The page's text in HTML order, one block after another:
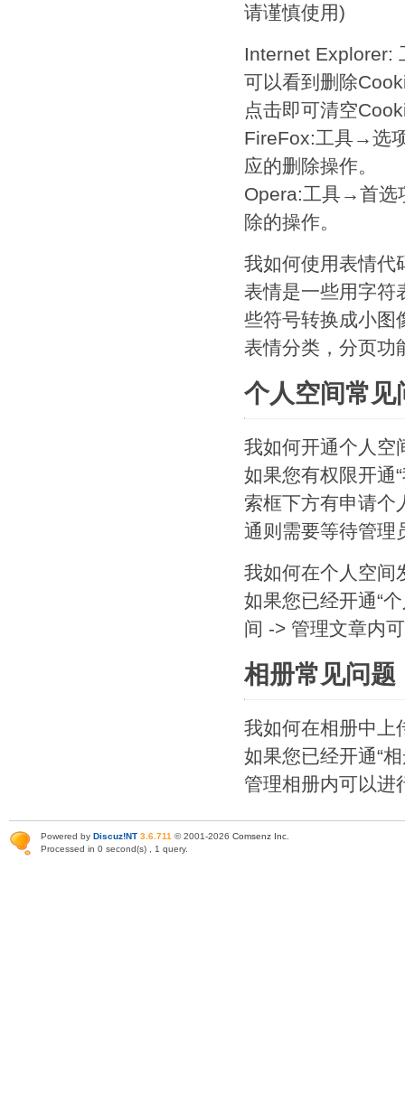
请谨慎使用)
Internet Explorer:
可以看到删除
点击即可清空
FireFox:工具→选
应的删除操作。
Opera:工具→首
除的操作。
我如何使用表情代
表情是一些用字符
些符号转换成小图
表情分类，分页功
个人空间常见
我如何开通个人空
如果您有权限开通
索框下方有申请个
通则需要等待管理
我如何在个人空间
如果您已经开通“
间 -> 管理文章内
相册常见问题
我如何在相册中上
如果您已经开通“
管理相册内可以进
Powered by Discuz!NT 3.6.711 © 2001-2026 Comsenz Inc
Processed in 0 second(s) , 1 query.